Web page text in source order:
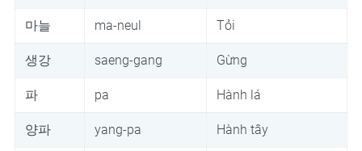
마늘 ma-neul Tỏi
생강 saeng-gang Gừng
파 pa Hành lá
양파 yang-pa Hành tây